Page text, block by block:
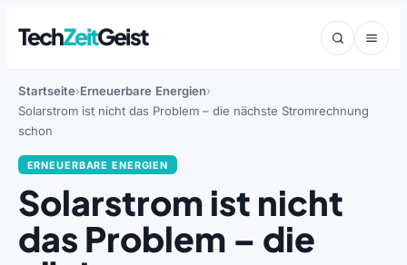
TechZeitGeist
Startseite Erneuerbare Energien
Solarstrom ist nicht das Problem – die nächste Stromrechnung
schon
ERNEUERBARE ENERGIEN
Solarstrom ist nicht
das Problem – die